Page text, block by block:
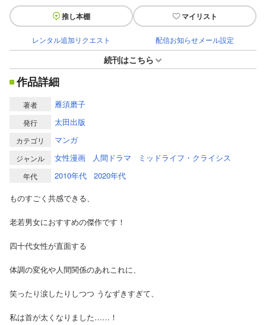
推し本棚 マイリスト
レンタル追加リクエスト 配信お知らせメール設定
続刊はこちら
作品詳細
著者 雁須磨子
発行 太田出版
カテゴリ マンガ
ジャンル 女性漫画 人間ドラマ ミッドライフ・クライシス
年代 2010年代
2020年代
ものすごく共感できる、
老若男女におすすめの傑作です！
四十代女性が直面する
体調の変化や人間関係のあれこれに、
笑ったり涙したりしつつ うなずきすぎて、
私は首が太くなりました……！